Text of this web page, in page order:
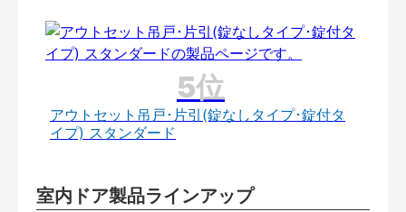
アウトセット吊戸･片引(錠なしタイプ･錠付タ
イプ) スタンダード
室内ドア製品ラインアップ